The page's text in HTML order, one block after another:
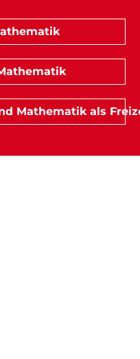
Mathematik als